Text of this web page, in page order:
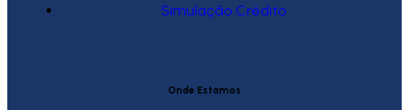
Simulação Crédito
Onde Estamos